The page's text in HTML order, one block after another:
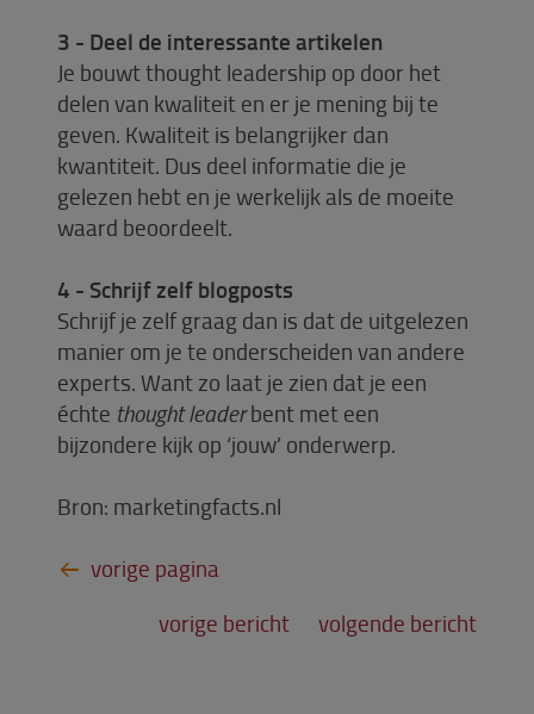
3 - Deel de interessante artikelen
Je bouwt thought leadership op door het
delen van kwaliteit en er je mening bij te
geven. Kwaliteit is belangrijker dan
kwantiteit. Dus deel informatie die je
gelezen hebt en je werkelijk als de moeite
waard beoordeelt.
4 - Schrijf zelf blogposts
Schrijf je zelf graag dan is dat de uitgelezen
manier om je te onderscheiden van andere
experts. Want zo laat je zien dat je een
échte thought leaderbent met een
bijzondere kijk op ‘jouw’ onderwerp.
Bron: marketingfacts.nl
vorige bericht volgende bericht